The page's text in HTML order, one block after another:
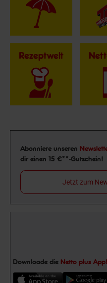
Rezeptwelt
Newsletter
Abonniere unseren
dir einen 15 €**-Gutschein!
Jetzt zum
Downloade die Netto plus App!